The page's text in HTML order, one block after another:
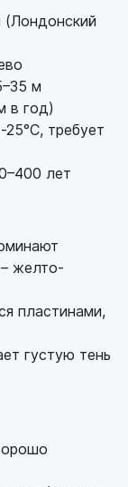
(Лондонский
м
в год)
требует
лет
желто-
пластинами,
густую тень